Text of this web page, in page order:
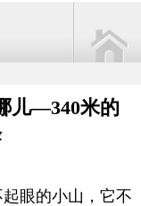
儿—340米的
眼的小山，它不